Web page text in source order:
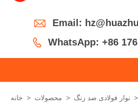
 Email:
 WhatsApp: +86
خانه > محصولات > نوار فولادی ضد زنگ >